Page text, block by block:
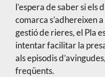
l’espera de saber si els
comarca s’adhereixen
gestió de rieres, el Pla
intentar facilitar la
als episodis
freqüents.